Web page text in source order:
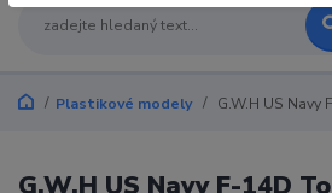
Plastikové modely G.W.H US Navy
G.W.H US Navy F-14D